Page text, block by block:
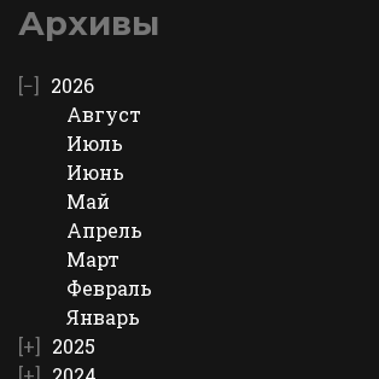
Архивы
2026
Август
Июль
Июнь
Май
Апрель
Март
Февраль
Январь
2025